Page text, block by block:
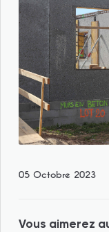
05 Octobre 2023
Vous aimerez